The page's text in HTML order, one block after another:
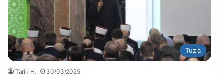
Tuzla
Tarik H. 30/03/2025